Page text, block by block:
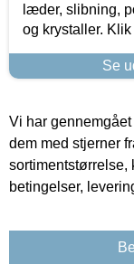
læder, slibning,
og krystaller.
Se
Vi har
dem med stjerner
sortimentstørrelse,
betingelser,